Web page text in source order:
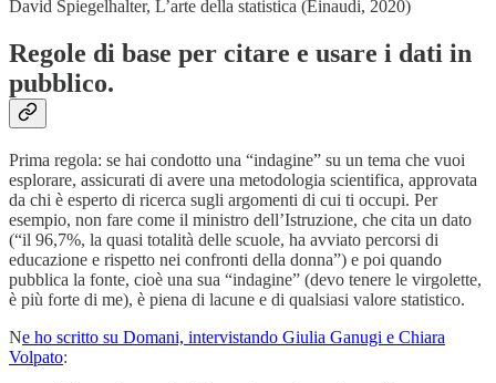
David Spiegelhalter, L’arte della statistica (Einaudi, 2020)
Regole di base per citare e usare i dati in
pubblico.
Prima regola: se hai condotto una “indagine” su un tema che vuoi
esplorare, assicurati di avere una metodologia scientifica, approvata
da chi è esperto di ricerca sugli argomenti di cui ti occupi. Per
esempio, non fare come il ministro dell’Istruzione, che cita un dato
(“il 96,7%, la quasi totalità delle scuole, ha avviato percorsi di
educazione e rispetto nei confronti della donna”) e poi quando
pubblica la fonte, cioè una sua “indagine” (devo tenere le virgolette,
è più forte di me), è piena di lacune e di qualsiasi valore statistico.
Ne ho scritto su Domani, intervistando Giulia Ganugi e Chiara
Volpato: